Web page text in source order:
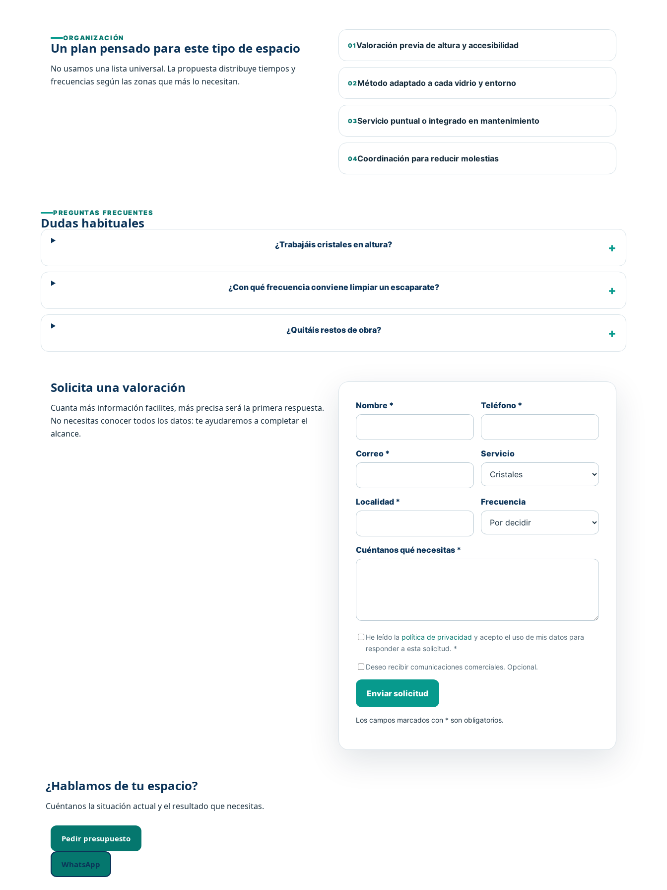
ORGANIZACIÓN
Un plan pensado para este tipo de espacio
No usamos una lista universal. La propuesta distribuye tiempos y
frecuencias según las zonas que más lo necesitan.
01Valoración previa de altura y accesibilidad
02Método adaptado a cada vidrio y entorno
03Servicio puntual o integrado en mantenimiento
04Coordinación para reducir molestias
PREGUNTAS FRECUENTES
Dudas habituales
¿Trabajáis cristales en altura?
¿Con qué frecuencia conviene limpiar un escaparate?
¿Quitáis restos de obra?
Solicita una valoración
Cuanta más información facilites, más precisa será la primera respuesta.
No necesitas conocer todos los datos: te ayudaremos a completar el
alcance.
Nombre * Teléfono *
Correo * Servicio
Localidad * Frecuencia
Cuéntanos qué necesitas *
He leído la política de privacidad y acepto el uso de mis datos para
responder a esta solicitud. *
Deseo recibir comunicaciones comerciales. Opcional.
Enviar solicitud
Los campos marcados con * son obligatorios.
¿Hablamos de tu espacio?
Cuéntanos la situación actual y el resultado que necesitas.
Pedir presupuesto
WhatsApp